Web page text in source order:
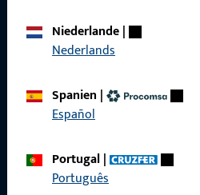
Niederlande|
Nederlands
Spanien |
Español
Portugal|
Português
Produkte
Karriere